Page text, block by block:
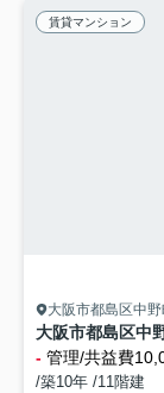
賃貸マンション
大阪市都島区中
大阪市都島区中
- 管理/共益費
/築10年 /11階建